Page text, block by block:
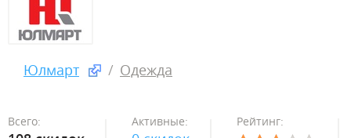
Юлмарт Одежда
Всего: Активные: Рейтинг: